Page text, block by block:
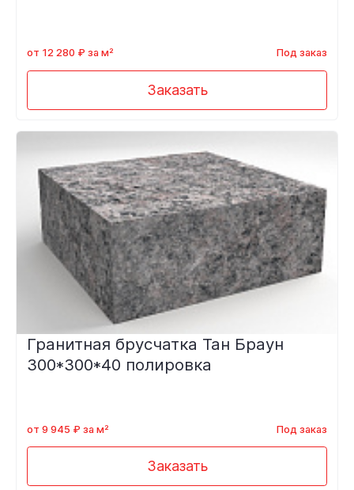
от 12 280 ₽ за м² Под заказ
Заказать
Гранитная брусчатка Тан Браун
300*300*40 полировка
от 9 945 ₽ за м² Под заказ
Заказать